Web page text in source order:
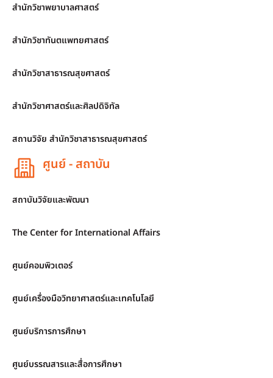
สำนักวิชาพยาบาลศาสตร์
สำนักวิชาทันตแพทยศาสตร์
สำนักวิชาสาธารณสุขศาสตร์
สำนักวิชาศาสตร์และศิลปดิจิทัล
สถานวิจัย สำนักวิชาสาธารณสุขศาสตร์
ศูนย์ - สถาบัน
สถาบันวิจัยและพัฒนา
The Center for International Affairs
ศูนย์คอมพิวเตอร์
ศูนย์เครื่องมือวิทยาศาสตร์และเทคโนโลยี
ศูนย์บริการการศึกษา
ศูนย์บรรณสารและสื่อการศึกษา